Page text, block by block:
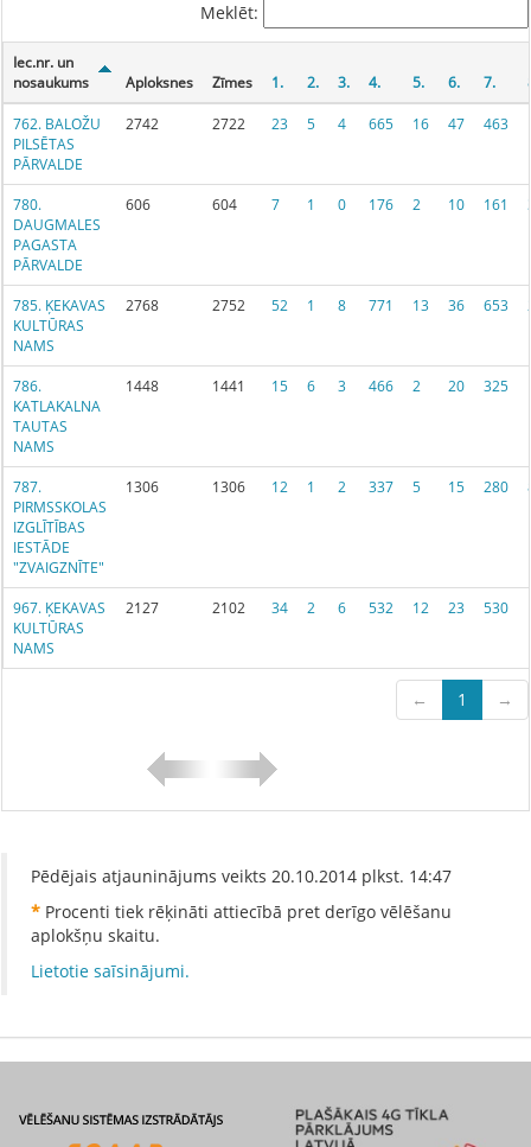
Meklēt:
Iec.nr. un
nosaukums
Aploksnes Zīmes 1. 2. 3. 4. 5. 6. 7.
762. BALOŽU
PILSĒTAS
PĀRVALDE
2742 2722 23 5 4 665 16 47 463
780.
DAUGMALES
PAGASTA
PĀRVALDE
606 604 7 1 0 176 2 10 161
785. ĶEKAVAS
KULTŪRAS
NAMS
2768 2752 52 1 8 771 13 36 653
786.
KATLAKALNA
TAUTAS
NAMS
1448 1441 15 6 3 466 2 20 325
787.
PIRMSSKOLAS
IZGLĪTĪBAS
IESTĀDE
"ZVAIGZNĪTE"
1306 1306 12 1 2 337 5 15 280
967. ĶEKAVAS
KULTŪRAS
NAMS
2127 2102 34 2 6 532 12 23 530
← 1 →
Pēdējais atjauninājums veikts 20.10.2014 plkst. 14:47
* Procenti tiek rēķināti attiecībā pret derīgo vēlēšanu
aplokšņu skaitu.
Lietotie saīsinājumi.